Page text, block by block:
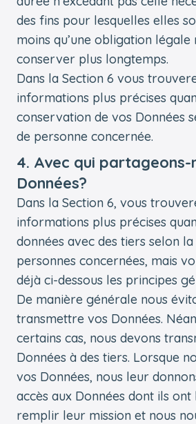
des fins pour lesquelles elles
moins qu’une obligation légale
conserver plus longtemps.
Dans la Section 6 vous
informations plus précises
conservation de vos Données
de personne concernée.
4. Avec qui partageons-
Données?
Dans la Section 6, vous
informations plus précises
données avec des tiers selon
personnes concernées, mais
déjà ci-dessous les principes
De manière générale nous
transmettre vos Données.
certains cas, nous devons
Données à des tiers. Lorsque
vos Données, nous leur
accès aux Données dont ils
remplir leur mission et nous